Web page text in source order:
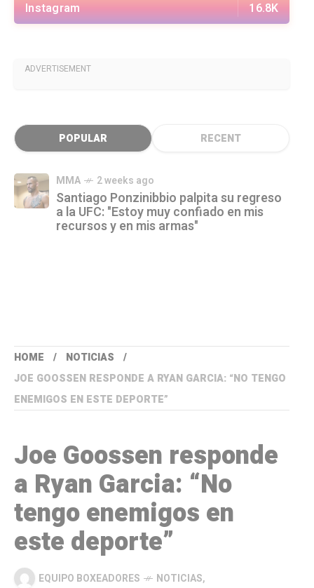
Instagram 16.8K
ADVERTISEMENT
POPULAR RECENT
MMA 2 weeks ago
Santiago Ponzinibbio palpita su regreso
a la UFC: "Estoy muy confiado en mis
recursos y en mis armas"
HOME
NOTICIAS
JOE GOOSSEN RESPONDE A RYAN GARCIA: “NO TENGO
ENEMIGOS EN ESTE DEPORTE”
Joe Goossen responde
a Ryan Garcia: “No
tengo enemigos en
este deporte”
EQUIPO BOXEADORES NOTICIAS,